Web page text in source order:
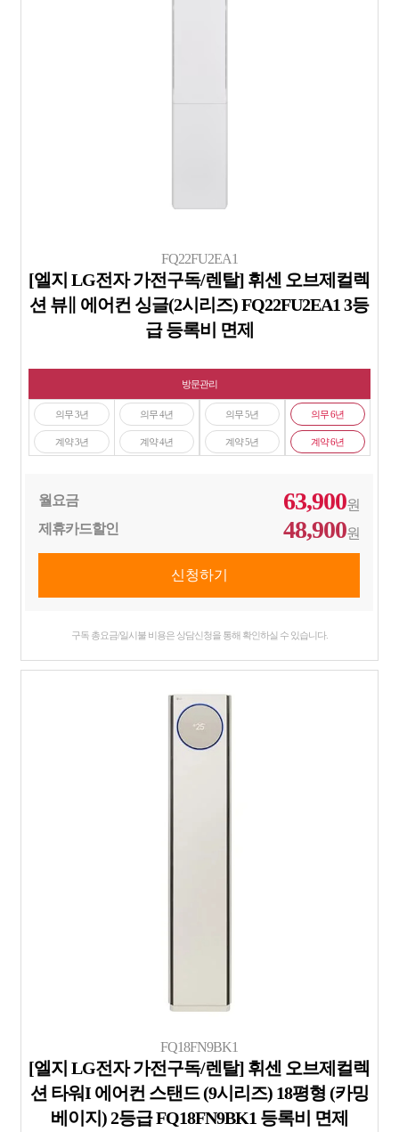
FQ22FU2EA1
[엘지 LG전자 가전구독/렌탈] 휘센 오브제컬렉
션 뷰∥ 에어컨 싱글(2시리즈) FQ22FU2EA1 3등
급 등록비 면제
방문관리
의무 3년
계약 3년
의무 4년
계약 4년
의무 5년
계약 5년
의무 6년
계약 6년
월요금 63,900원
제휴카드할인
48,900원
구독 총요금/일시불 비용은 상담신청을 통해 확인하실 수 있습니다.
FQ18FN9BK1
[엘지 LG전자 가전구독/렌탈] 휘센 오브제컬렉
션 타워I 에어컨 스탠드 (9시리즈) 18평형 (카밍
베이지) 2등급 FQ18FN9BK1 등록비 면제